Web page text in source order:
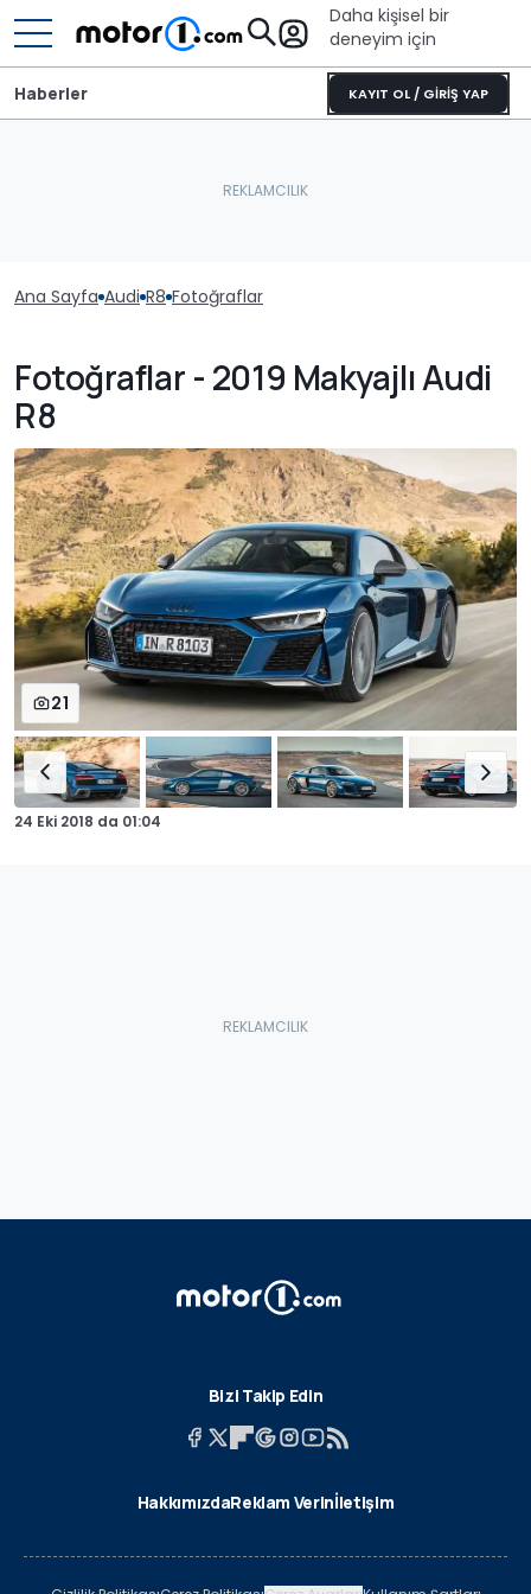
Daha kişisel bir
deneyim için
KAYIT OL / GİRİŞ YAP
Haberler
Ana Sayfa Audi R8 Fotoğraflar
Fotoğraflar - 2019 Makyajlı Audi
R8
21
24 Eki 2018 da 01:04
Bizi Takip Edin
HakkımızdaReklam Verinİletişim